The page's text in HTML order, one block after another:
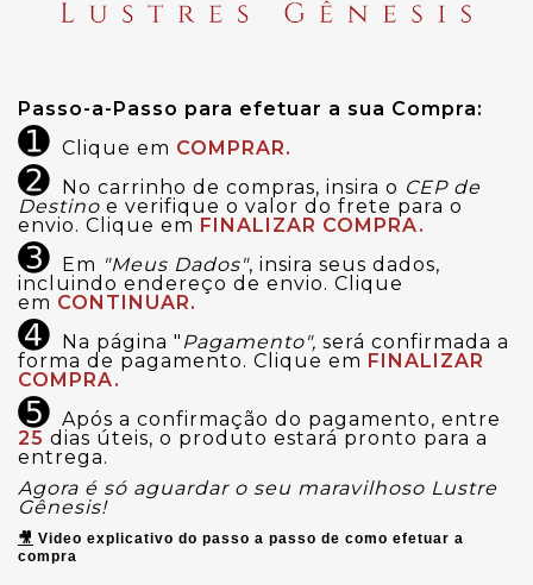
Passo-a-Passo para efetuar a sua Compra:
➊ Clique em COMPRAR.
➋ No carrinho de compras, insira o CEP de
Destino e verifique o valor do frete para o
envio. Clique em FINALIZAR COMPRA.
➌ Em "Meus Dados", insira seus dados,
incluindo endereço de envio. Clique
em CONTINUAR.
➍ Na página " Pagamento", será confirmada a
forma de pagamento. Clique em FINALIZAR
COMPRA.
➎ Após a confirmação do pagamento, entre
25 dias úteis, o produto estará pronto para a
entrega.
Agora é só aguardar o seu maravilhoso Lustre
Gênesis!
🎥 Video explicativo do passo a passo de como efetuar a
compra